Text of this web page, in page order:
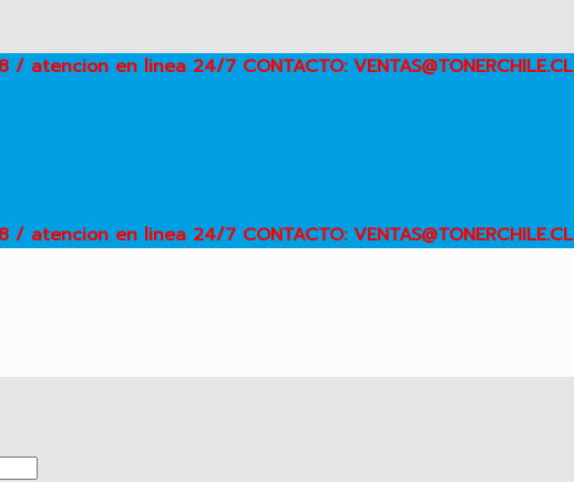
atencion en linea 24/7 CONTACTO: VENTAS@TONERCHILE.CL
atencion en linea 24/7 CONTACTO: VENTAS@TONERCHILE.CL